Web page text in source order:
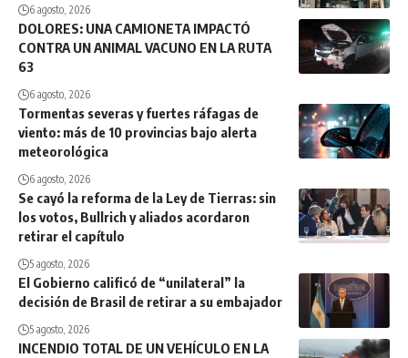
6 agosto, 2026
DOLORES: UNA CAMIONETA IMPACTÓ
CONTRA UN ANIMAL VACUNO EN LA RUTA
63
6 agosto, 2026
Tormentas severas y fuertes ráfagas de
viento: más de 10 provincias bajo alerta
meteorológica
6 agosto, 2026
Se cayó la reforma de la Ley de Tierras: sin
los votos, Bullrich y aliados acordaron
retirar el capítulo
5 agosto, 2026
El Gobierno calificó de “unilateral” la
decisión de Brasil de retirar a su embajador
5 agosto, 2026
INCENDIO TOTAL DE UN VEHÍCULO EN LA